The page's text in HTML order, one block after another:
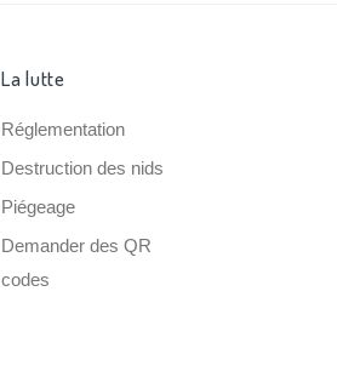
La lutte
Réglementation
Destruction des nids
Piégeage
Demander des QR
codes